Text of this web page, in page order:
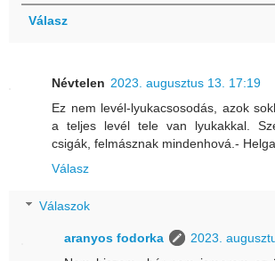
Válasz
Névtelen 2023. augusztus 13. 17:19
Ez nem levél-lyukacsosodás, azok
a teljes levél tele van lyukakkal.
csigák, felmásznak mindenhová.- Helga
Válasz
Válaszok
aranyos fodorka
2023.